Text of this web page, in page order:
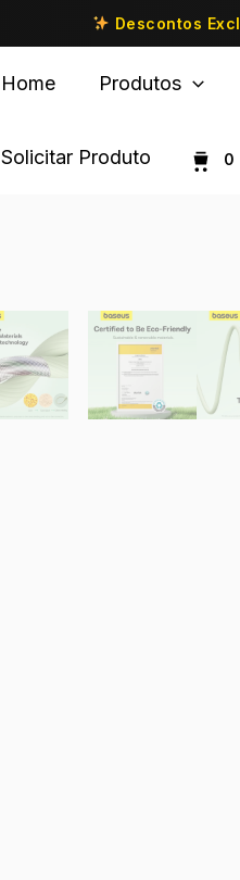
Descontos
Home Produtos
Solicitar Produto 0